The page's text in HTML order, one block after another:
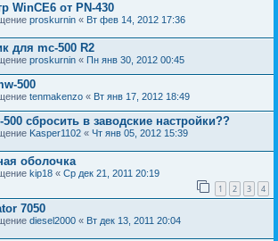
WinCE6 от PN-430
proskurnin « Вт фев 14, 2012 17:36
для mc-500 R2
proskurnin « Пн янв 30, 2012 00:45
500
tenmakenzo « Вт янв 17, 2012 18:49
сбросить в заводские настройки??
Kasper1102 « Чт янв 05, 2012 15:39
оболочка
kip18 « Ср дек 21, 2011 20:19
1 2 3 4
7050
diesel2000 « Вт дек 13, 2011 20:04